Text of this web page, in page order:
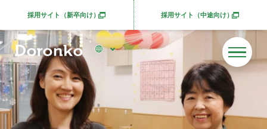
採用サイト（新卒向け）別ウィンドウで開きます 採用サイト（中途向け）別ウィンドウで開きま